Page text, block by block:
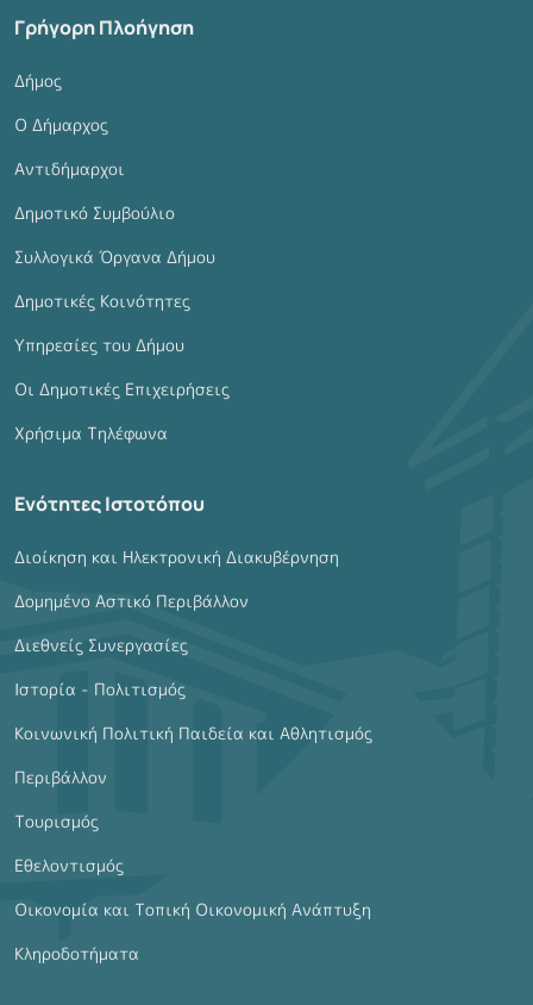
Γρήγορη Πλοήγηση
Δήμος
Ο Δήμαρχος
Αντιδήμαρχοι
Δημοτικό Συμβούλιο
Συλλογικά Όργανα Δήμου
Δημοτικές Κοινότητες
Υπηρεσίες του Δήμου
Οι Δημοτικές Επιχειρήσεις
Χρήσιμα Τηλέφωνα
Ενότητες Ιστοτόπου
Διοίκηση και Ηλεκτρονική Διακυβέρνηση
Δομημένο Αστικό Περιβάλλον
Διεθνείς Συνεργασίες
Ιστορία - Πολιτισμός
Κοινωνική Πολιτική Παιδεία και Αθλητισμός
Περιβάλλον
Τουρισμός
Εθελοντισμός
Οικονομία και Τοπική Οικονομική Ανάπτυξη
Κληροδοτήματα